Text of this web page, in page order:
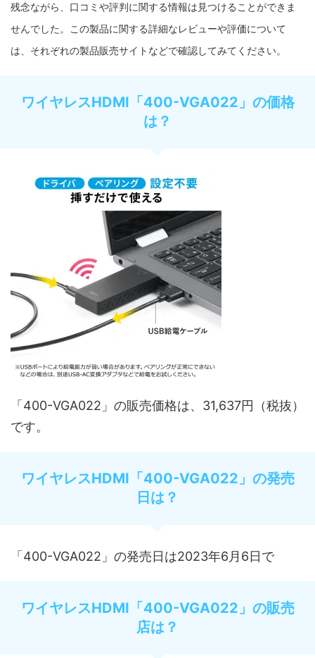
残念ながら、口コミや評判に関する情報は見つけることができま
せんでした。この製品に関する詳細なレビューや評価について
は、それぞれの製品販売サイトなどで確認してみてください。
ワイヤレスHDMI「400-VGA022」の価格
は？
「400-VGA022」の販売価格は、31,637円（税抜）
です。
ワイヤレスHDMI「400-VGA022」の発売
日は？
「400-VGA022」の発売日は2023年6月6日で
ワイヤレスHDMI「400-VGA022」の販売
店は？